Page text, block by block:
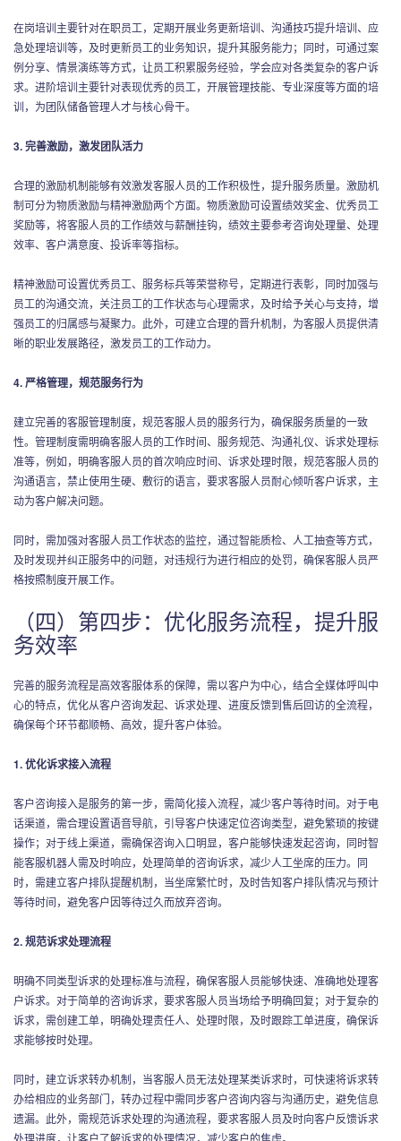
在岗培训主要针对在职员工，定期开展业务更新培训、沟通技巧提升培训、应
急处理培训等，及时更新员工的业务知识，提升其服务能力；同时，可通过案
例分享、情景演练等方式，让员工积累服务经验，学会应对各类复杂的客户诉
求。进阶培训主要针对表现优秀的员工，开展管理技能、专业深度等方面的培
训，为团队储备管理人才与核心骨干。
3. 完善激励，激发团队活力
合理的激励机制能够有效激发客服人员的工作积极性，提升服务质量。激励机
制可分为物质激励与精神激励两个方面。物质激励可设置绩效奖金、优秀员工
奖励等，将客服人员的工作绩效与薪酬挂钩，绩效主要参考咨询处理量、处理
效率、客户满意度、投诉率等指标。
精神激励可设置优秀员工、服务标兵等荣誉称号，定期进行表彰，同时加强与
员工的沟通交流，关注员工的工作状态与心理需求，及时给予关心与支持，增
强员工的归属感与凝聚力。此外，可建立合理的晋升机制，为客服人员提供清
晰的职业发展路径，激发员工的工作动力。
4. 严格管理，规范服务行为
建立完善的客服管理制度，规范客服人员的服务行为，确保服务质量的一致
性。管理制度需明确客服人员的工作时间、服务规范、沟通礼仪、诉求处理标
准等，例如，明确客服人员的首次响应时间、诉求处理时限，规范客服人员的
沟通语言，禁止使用生硬、敷衍的语言，要求客服人员耐心倾听客户诉求，主
动为客户解决问题。
同时，需加强对客服人员工作状态的监控，通过智能质检、人工抽查等方式，
及时发现并纠正服务中的问题，对违规行为进行相应的处罚，确保客服人员严
格按照制度开展工作。
（四）第四步：优化服务流程，提升服
务效率
完善的服务流程是高效客服体系的保障，需以客户为中心，结合全媒体呼叫中
心的特点，优化从客户咨询发起、诉求处理、进度反馈到售后回访的全流程，
确保每个环节都顺畅、高效，提升客户体验。
1. 优化诉求接入流程
客户咨询接入是服务的第一步，需简化接入流程，减少客户等待时间。对于电
话渠道，需合理设置语音导航，引导客户快速定位咨询类型，避免繁琐的按键
操作；对于线上渠道，需确保咨询入口明显，客户能够快速发起咨询，同时智
能客服机器人需及时响应，处理简单的咨询诉求，减少人工坐席的压力。同
时，需建立客户排队提醒机制，当坐席繁忙时，及时告知客户排队情况与预计
等待时间，避免客户因等待过久而放弃咨询。
2. 规范诉求处理流程
明确不同类型诉求的处理标准与流程，确保客服人员能够快速、准确地处理客
户诉求。对于简单的咨询诉求，要求客服人员当场给予明确回复；对于复杂的
诉求，需创建工单，明确处理责任人、处理时限，及时跟踪工单进度，确保诉
求能够按时处理。
同时，建立诉求转办机制，当客服人员无法处理某类诉求时，可快速将诉求转
办给相应的业务部门，转办过程中需同步客户咨询内容与沟通历史，避免信息
遗漏。此外，需规范诉求处理的沟通流程，要求客服人员及时向客户反馈诉求
处理进度，让客户了解诉求的处理情况，减少客户的焦虑。